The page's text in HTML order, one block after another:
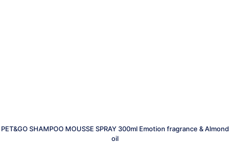
PET&GO SHAMPOO MOUSSE SPRAY 300ml Emotion fragrance & Almond
oil